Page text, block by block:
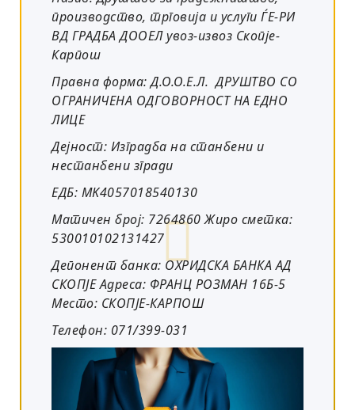
производство, трговија и услуги ЃЕ-РИ
ВД ГРАДБА ДООЕЛ увоз-извоз Скопје-
Карпош
Правна форма: Д.О.О.Е.Л. ДРУШТВО СО
ОГРАНИЧЕНА ОДГОВОРНОСТ НА ЕДНО
ЛИЦЕ
Дејност: Изградба на станбени и
нестанбени згради
ЕДБ: MK4057018540130
Матичен број: 7264860 Жиро сметка:
530010102131427
Депонент банка: ОХРИДСКА БАНКА АД
СКОПЈЕ Адреса: ФРАНЦ РОЗМАН 16Б-5
Место: СКОПЈЕ-КАРПОШ
Телефон: 071/399-031